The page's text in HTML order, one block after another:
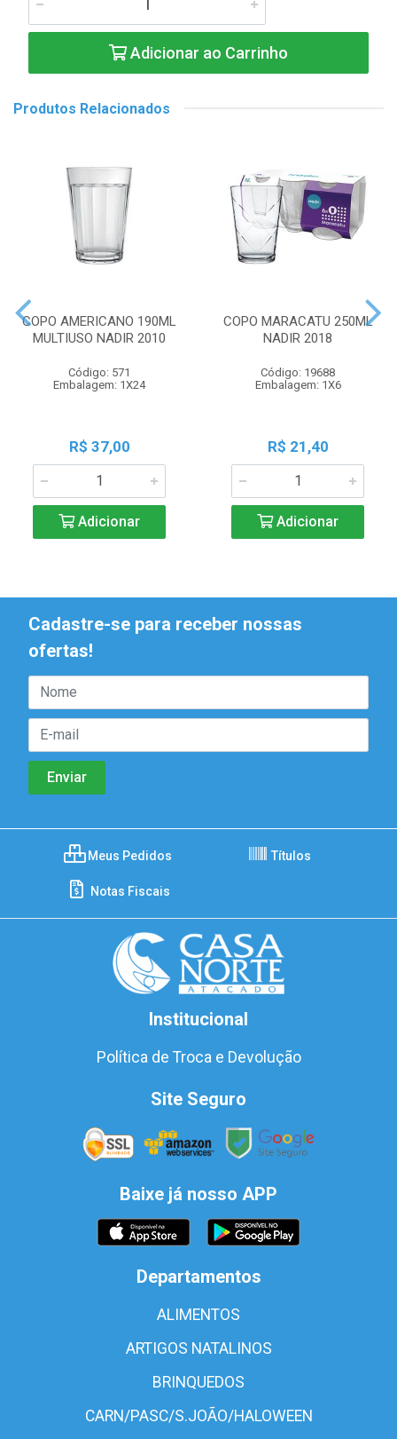
Adicionar ao Carrinho
Produtos Relacionados
COPO AMERICANO 190ML
MULTIUSO NADIR 2010
Código: 571
Embalagem: 1X24
R$ 37,00
Adicionar
COPO MARACATU 250ML
NADIR 2018
Código: 19688
Embalagem: 1X6
R$ 21,40
Adicionar
Cadastre-se para receber nossas
ofertas!
Meus Pedidos Títulos
Notas Fiscais
Institucional
Política de Troca e Devolução
Site Seguro
Baixe já nosso APP
Departamentos
ALIMENTOS
ARTIGOS NATALINOS
BRINQUEDOS
CARN/PASC/S.JOÃO/HALOWEEN